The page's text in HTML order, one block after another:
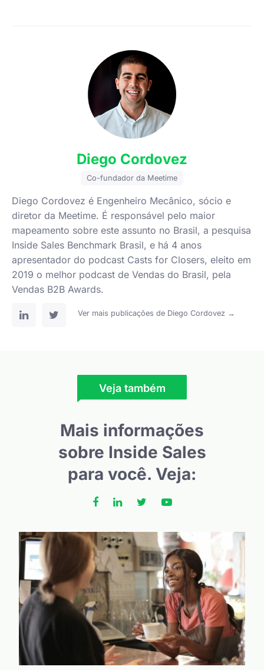
Diego Cordovez
Co-fundador da Meetime
Diego Cordovez é Engenheiro Mecânico, sócio e
diretor da Meetime. É responsável pelo maior
mapeamento sobre este assunto no Brasil, a pesquisa
Inside Sales Benchmark Brasil, e há 4 anos
apresentador do podcast Casts for Closers, eleito em
2019 o melhor podcast de Vendas do Brasil, pela
Vendas B2B Awards.
Ver mais publicações de Diego Cordovez →
Veja também
Mais informações
sobre Inside Sales
para você. Veja: